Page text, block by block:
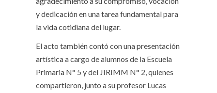
y dedicación en una tarea fundamental para
la vida cotidiana del lugar.
El acto también contó con una presentación
artística a cargo de alumnos de la Escuela
Primaria N° 5 y del JIRIMM N° 2, quienes
compartieron, junto a su profesor Lucas